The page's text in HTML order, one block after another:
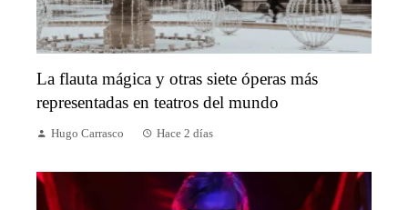
La flauta mágica y otras siete óperas más
representadas en teatros del mundo
Hugo Carrasco Hace 2 días